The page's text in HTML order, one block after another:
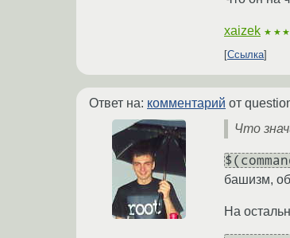
xaizek
Ссылка
Ответ на: комментарий от
Что
башизм,
На